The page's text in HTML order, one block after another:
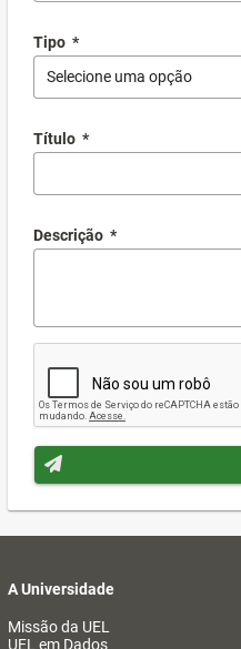
Tipo *
Selecione uma opção
Título *
Descrição *
A Universidade
Missão da UEL
UEL em Dados